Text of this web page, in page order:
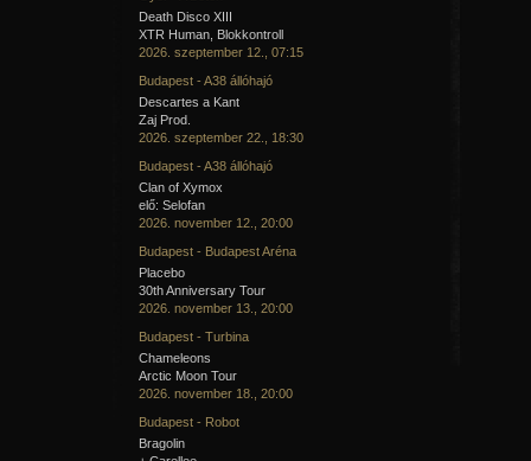
Death Disco XIII
XTR Human, Blokkontroll
2026. szeptember 12., 07:15
Budapest - A38 állóhajó
Descartes a Kant
Zaj Prod.
2026. szeptember 22., 18:30
Budapest - A38 állóhajó
Clan of Xymox
elő: Selofan
2026. november 12., 20:00
Budapest - Budapest Aréna
Placebo
30th Anniversary Tour
2026. november 13., 20:00
Budapest - Turbina
Chameleons
Arctic Moon Tour
2026. november 18., 20:00
Budapest - Robot
Bragolin